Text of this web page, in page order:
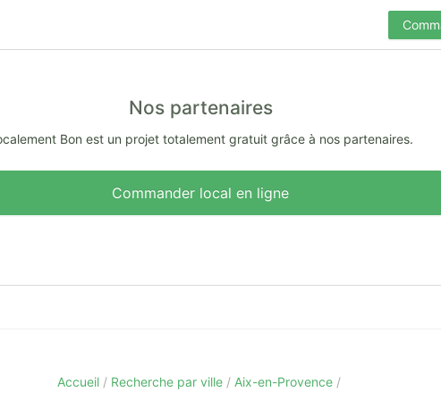
Nos partenaires
Bon est un projet totalement gratuit grâce à nos partenaires.
Commander local en ligne
Accueil Recherche par ville Aix-en-Provence